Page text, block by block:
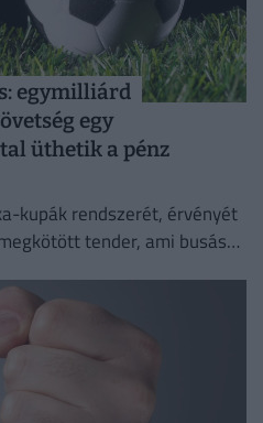
egymilliárd
egy
üthetik a pénz
kupák rendszerét, érvényét
tender, ami busás